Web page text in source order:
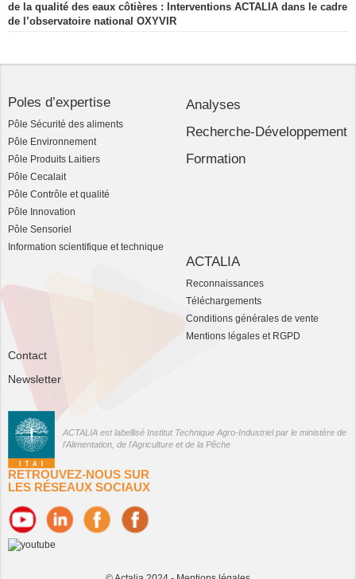
de la qualité des eaux côtières : Interventions ACTALIA dans le cadre
de l’observatoire national OXYVIR
Poles d’expertise
Pôle Sécurité des aliments
Pôle Environnement
Pôle Produits Laitiers
Pôle Cecalait
Pôle Contrôle et qualité
Pôle Innovation
Pôle Sensoriel
Information scientifique et technique
Analyses
Recherche-Développement
Formation
ACTALIA
Reconnaissances
Téléchargements
Conditions générales de vente
Mentions légales et RGPD
Contact
Newsletter
ACTALIA est labellisé Institut Technique Agro-Industriel par le ministère de
l'Alimentation, de l'Agriculture et de la Pêche
RETROUVEZ-NOUS SUR
LES RÉSEAUX SOCIAUX